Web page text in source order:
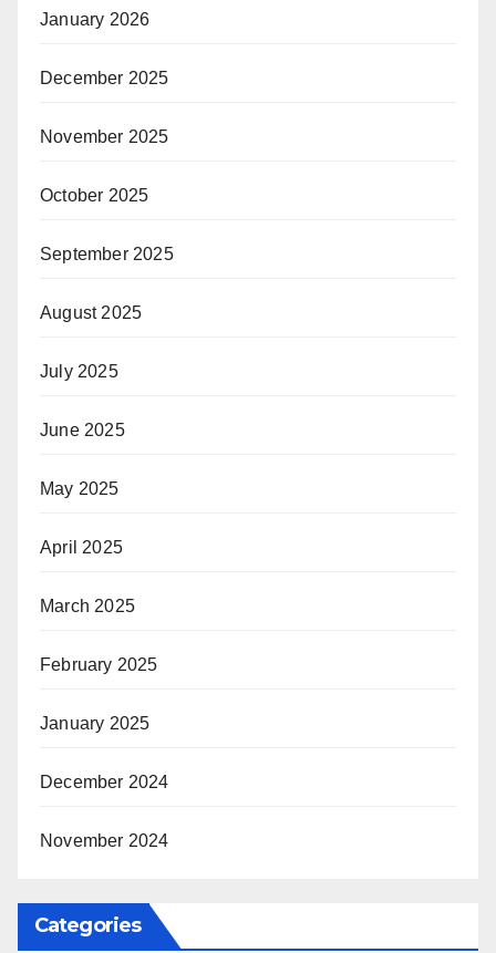
January 2026
December 2025
November 2025
October 2025
September 2025
August 2025
July 2025
June 2025
May 2025
April 2025
March 2025
February 2025
January 2025
December 2024
November 2024
Categories